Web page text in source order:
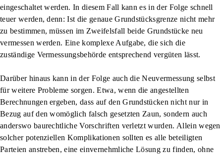
eingeschaltet werden. In diesem Fall kann es in der Folge schnell
teuer werden, denn: Ist die genaue Grundstücksgrenze nicht mehr
zu bestimmen, müssen im Zweifelsfall beide Grundstücke neu
vermessen werden. Eine komplexe Aufgabe, die sich die
zuständige Vermessungsbehörde entsprechend vergüten lässt.
Darüber hinaus kann in der Folge auch dieNeuvermessung selbst
für weitere Probleme sorgen. Etwa, wenn die angestellten
Berechnungen ergeben, dass auf den Grundstücken nicht nur in
Bezug auf den womöglich falsch gesetzten Zaun, sondern auch
anderswo baurechtliche Vorschriften verletzt wurden. Allein wegen
solcher potenziellen Komplikationen sollten es alle beteiligten
Parteien anstreben, eine einvernehmliche Lösung zu finden, ohne